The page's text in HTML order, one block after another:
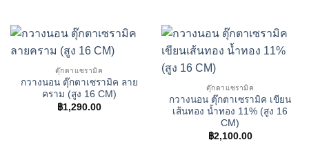
ตุ๊กตาเเซรามิค
กวางนอน ตุ๊กตาเซรามิค ลาย
คราม (สูง 16 CM)
฿1,290.00
ตุ๊กตาเเซรามิค
กวางนอน ตุ๊กตาเซรามิค เขียน
เส้นทอง น้ำทอง 11% (สูง 16
CM)
฿2,100.00